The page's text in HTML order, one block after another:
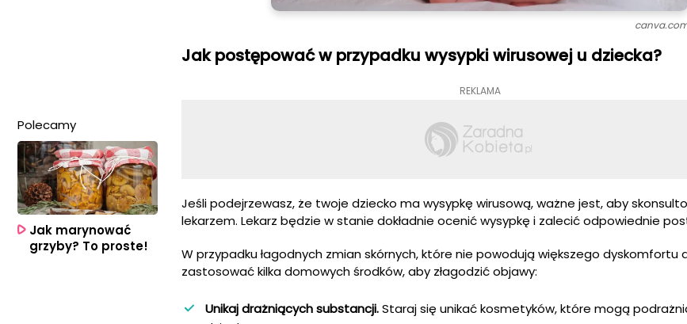
Jak postępować w przypadku wysypki wirusowej u dziecka?
REKLAMA
Jeśli podejrzewasz, że twoje dziecko ma wysypkę wirusową, ważne jest, aby
lekarzem. Lekarz będzie w stanie dokładnie ocenić wysypkę i zalecić odpowiednie
W przypadku łagodnych zmian skórnych, które nie powodują większego dyskomfortu
zastosować kilka domowych środków, aby złagodzić objawy:
Unikaj drażniących substancji.Staraj się unikać kosmetyków, które mogą
Polecamy
Jak marynować
grzyby? To proste!